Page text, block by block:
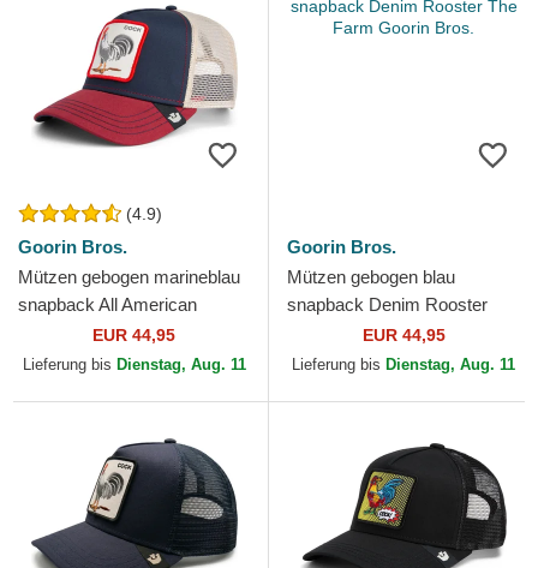
(4.9)
Goorin Bros.
Mützen gebogen marineblau
snapback All American
Rooster The Farm Goorin
Bros.
EUR 44,95
Lieferung bis Dienstag, Aug. 11
Goorin Bros.
Mützen gebogen blau
snapback Denim Rooster
The Farm Goorin Bros.
EUR 44,95
Lieferung bis Dienstag, Aug. 11